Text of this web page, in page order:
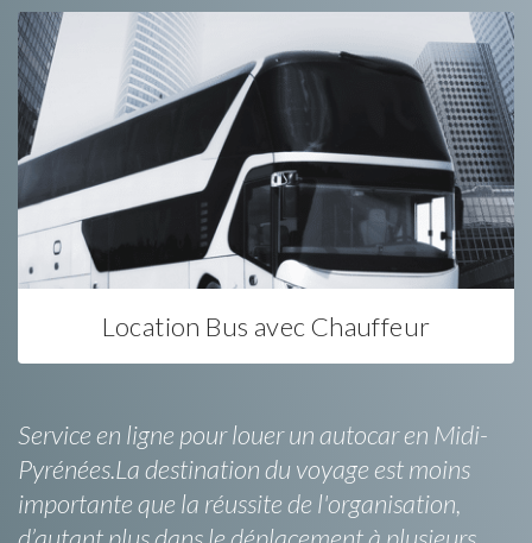
Location Bus avec Chauffeur
Service en ligne pour louer un autocar en Midi-
Pyrénées.La destination du voyage est moins
importante que la réussite de l'organisation,